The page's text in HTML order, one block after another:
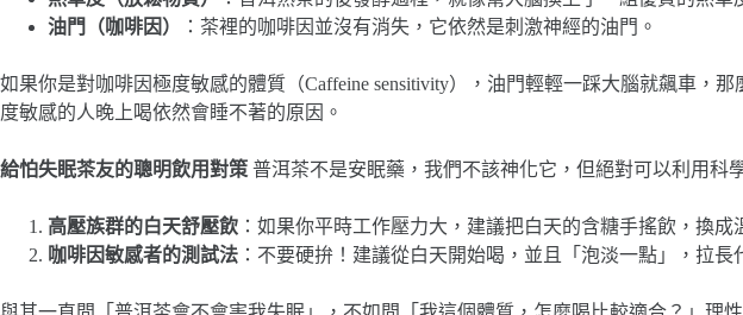
油門（咖啡因）
：茶裡的咖啡因並沒有消失，它依然是刺激神經的油門。
如果你是對咖啡因極度敏感的體質（Caffeine sensitivity），油門輕輕一踩大腦就飆車
度敏感的人晚上喝依然會睡不著的原因。
給怕失眠茶友的聰明飲用對策 普洱茶不是安眠藥，我們不該神化它，但絕對可以利用科
高壓族群的白天舒壓飲 ：如果你平時工作壓力大，建議把白天的含糖手搖飲，換
咖啡因敏感者的測試法 ：不要硬拚！建議從白天開始喝，並且「泡淡一點」，拉